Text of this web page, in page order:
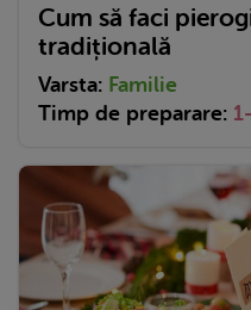
Cum să faci
tradițională
Varsta: Familie
Timp de preparare: